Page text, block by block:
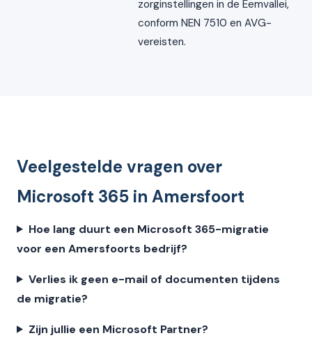
zorginstellingen in de Eemvallei,
conform NEN 7510 en AVG-
vereisten.
Veelgestelde vragen over
Microsoft 365 in Amersfoort
Hoe lang duurt een Microsoft 365-migratie
voor een Amersfoorts bedrijf?
Verlies ik geen e-mail of documenten tijdens
de migratie?
Zijn jullie een Microsoft Partner?